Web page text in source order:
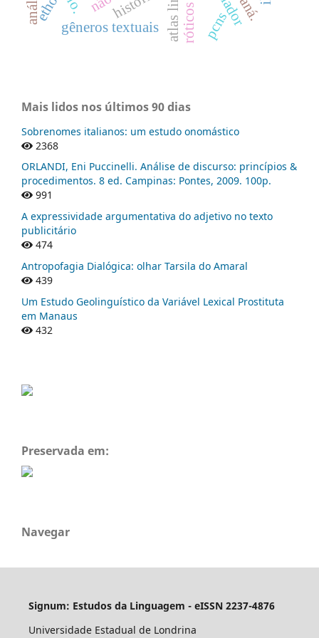
gêneros textuais pcns
Mais lidos nos últimos 90 dias
Sobrenomes italianos: um estudo onomástico
2368
ORLANDI, Eni Puccinelli. Análise de discurso: princípios &
procedimentos. 8 ed. Campinas: Pontes, 2009. 100p.
991
A expressividade argumentativa do adjetivo no texto
publicitário
474
Antropofagia Dialógica: olhar Tarsila do Amaral
439
Um Estudo Geolinguístico da Variável Lexical Prostituta
em Manaus
432
Preservada em:
Navegar
Signum: Estudos da Linguagem - eISSN 2237-4876
Universidade Estadual de Londrina